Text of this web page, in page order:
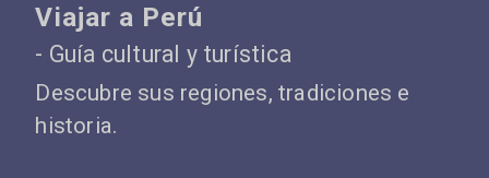
Viajar a Perú
- Guía cultural y turística
Descubre sus regiones, tradiciones e
historia.